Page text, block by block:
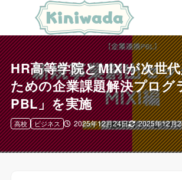
HR高等学院とMIXIが次世
ための企業課題解決プログ
PBL」を実施
2025年12月24日 2025年12月
高校 ビジネス